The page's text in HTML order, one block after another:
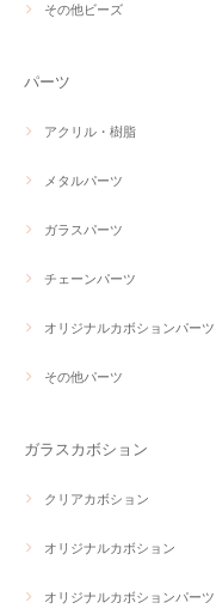
その他ビーズ
パーツ
アクリル・樹脂
メタルパーツ
ガラスパーツ
チェーンパーツ
オリジナルカボションパーツ
その他パーツ
ガラスカボション
クリアカボション
オリジナルカボション
オリジナルカボションパーツ